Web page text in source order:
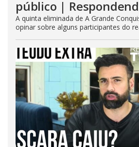
público |
A quinta eliminada de A Grande
opinar sobre alguns participantes do